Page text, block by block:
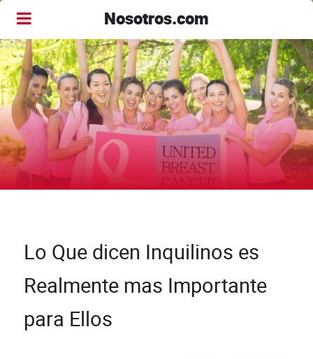
Nosotros.com
Lo Que dicen Inquilinos es
Realmente mas Importante
para Ellos